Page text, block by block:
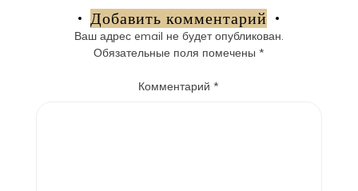
записям
Добавить комментарий
Ваш адрес email не будет опубликован.
Обязательные поля помечены *
Комментарий*